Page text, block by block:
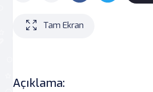
Tam Ekran
Açıklama: